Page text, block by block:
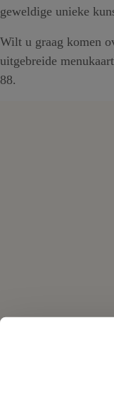
geweldige unieke
Wilt u graag komen
uitgebreide
88.